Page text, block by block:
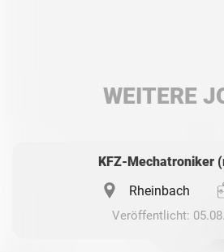
WEITERE
KFZ-Mechatroniker
Rheinbach
Veröffentlicht: